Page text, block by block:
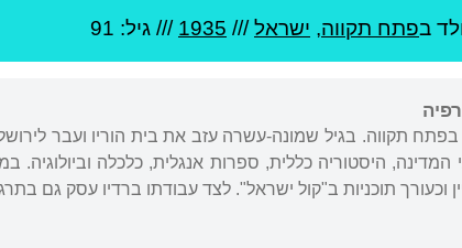
בפתח תקווה, ישראל///
1935 /// גיל: 91
בפתח תקווה. בגיל שמונה-עשרה עזב את בית הוריו ועבר
וכעורך תוכניות ב"קול ישראל". לצד עבודתו ברדיו עסק גם